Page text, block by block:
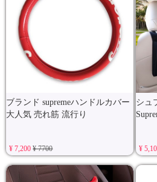
ブランド supremeハンドルカバー
大人気 売れ筋 流行り
¥ 7,200¥ 7700
シュ
¥